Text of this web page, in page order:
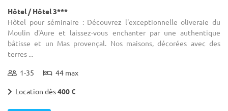
Hôtel / Hôtel 3***
Hôtel pour séminaire : Découvrez l'exceptionnelle oliveraie du
Moulin d'Aure et laissez-vous enchanter par une authentique
bâtisse et un Mas provençal. Nos maisons, décorées avec des
terres ...
1-35 44 max
Location dès400 €